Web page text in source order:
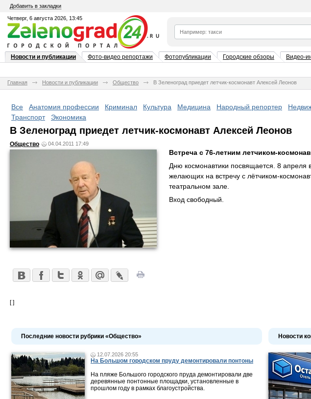
Добавить в закладки
Четверг, 6 августа 2026, 13:45
Новости и публикации Фото-видео репортажи Фотопубликации Городские обзоры Видео-
Главная Новости и публикации Общество В Зеленоград приедет летчик-космонавт Алексей Леонов
Все Анатомия профессии Криминал Культура Медицина Народный репортер
Транспорт
Экономика
В Зеленоград приедет летчик-космонавт Алексей Леонов
Общество 04.04.2011 17:49
Встреча с 76-летним летчиком-
Дню космонавтики посвящается. 8
желающих на встречу с лётчиком-
театральном зале.
Вход свободный.
[ ]
Последние новости рубрики «Общество»
12.07.2026 20:55
На Большом городском пруду демонтировали понтоны
На пляже Большого городского пруда демонтировали две
деревянные понтонные площадки, установленные в
прошлом году в рамках благоустройства.
Новости